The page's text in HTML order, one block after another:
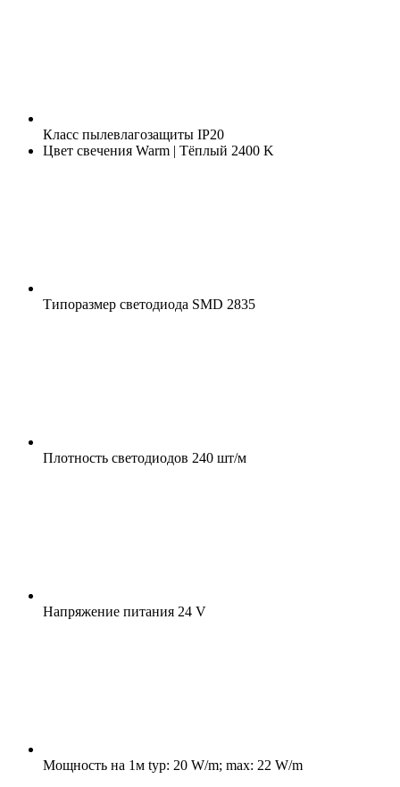
Класс пылевлагозащиты IP20
Цвет свечения Warm | Тёплый 2400 K
Типоразмер светодиода SMD 2835
Плотность светодиодов 240 шт/м
Напряжение питания 24 V
Мощность на 1м typ: 20 W/m; max: 22 W/m